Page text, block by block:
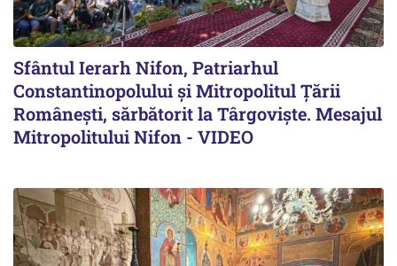
Sfântul Ierarh Nifon, Patriarhul
Constantinopolului și Mitropolitul Țării
Românești, sărbătorit la Târgoviște. Mesajul
Mitropolitului Nifon - VIDEO